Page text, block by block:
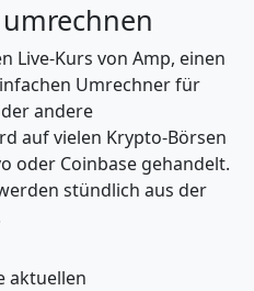
Live-Kurs von Amp, einen
Umrechner für
andere
auf vielen Krypto-Börsen
oder Coinbase gehandelt.
stündlich aus der
aktuellen